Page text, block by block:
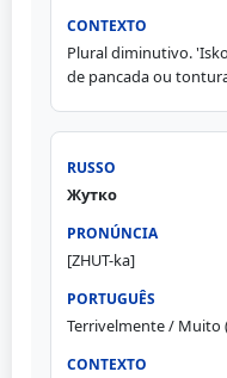
Plural diminutivo.
de pancada ou
Жутко
[ZHUT-ka]
Terrivelmente / Muito